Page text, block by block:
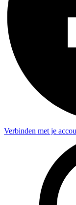
Verbinden met je